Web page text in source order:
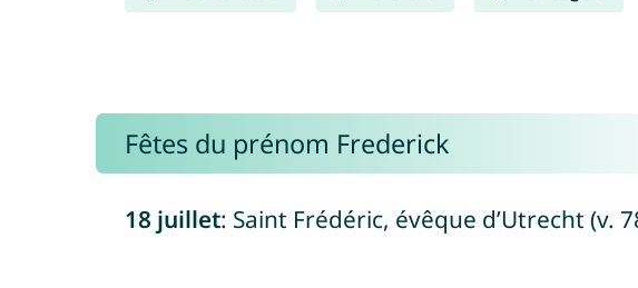
Fêtes du prénom Frederick
18 juillet: Saint Frédéric, évêque d’Utrecht (v.